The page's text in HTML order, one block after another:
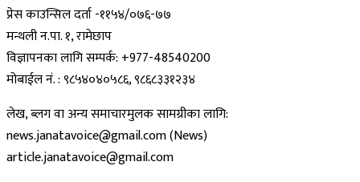
प्रेस काउन्सिल दर्ता -११५४/०७६-७७
मन्थली न.पा. १, रामेछाप
विज्ञापनका लागि सम्पर्क: +977-48540200
मोबाईल नं. : ९८५४०४०५८६, ९८६८३३१२३४
लेख, ब्लग वा अन्य समाचारमुलक सामग्रीका लागि:
news.janatavoice@gmail.com (News)
article.janatavoice@gmail.com